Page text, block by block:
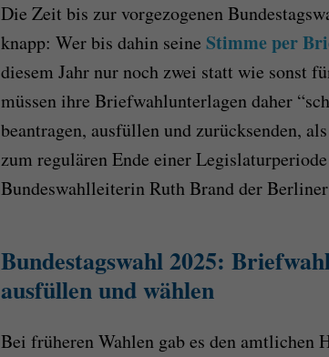
Die Zeit bis zur vorgezogenen
knapp: Wer bis dahin seine Stimme per
diesem Jahr nur noch zwei statt wie sonst
müssen ihre Briefwahlunterlagen daher
beantragen, ausfüllen und zurücksenden,
zum regulären Ende einer
Bundeswahlleiterin Ruth Brand der
Bundestagswahl 2025:
ausfüllen und wählen
Bei früheren Wahlen gab es den amtlichen